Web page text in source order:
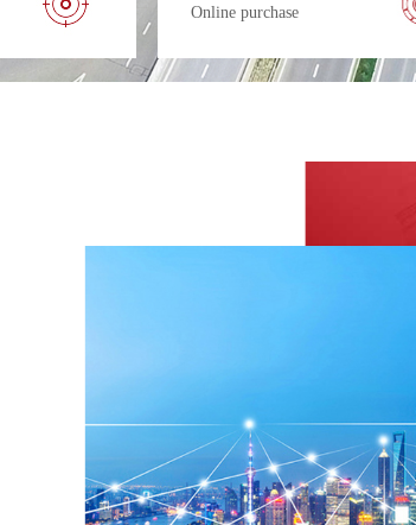
Online purchase